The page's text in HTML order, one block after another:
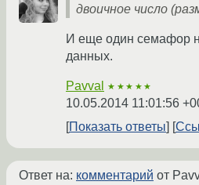
двоичное число
И еще один семафор
данных.
Pavval ★★★★★
10.05.2014 11:01:56
Показать ответы
Ответ на: комментарий от